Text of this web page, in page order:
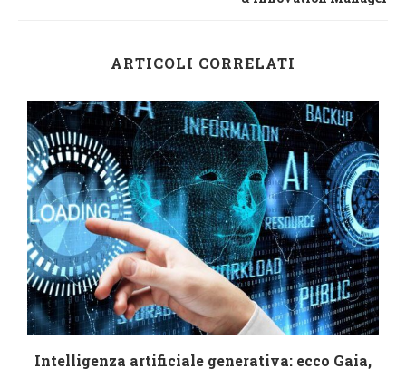
ARTICOLI CORRELATI
Intelligenza artificiale generativa: ecco Gaia,